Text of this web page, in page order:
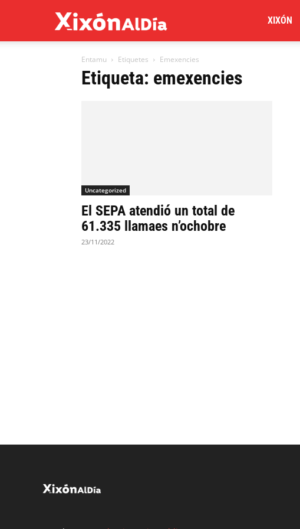
al
XIXÓN
Entamu Etiquetes Emexencies
Etiqueta: emexencies
Uncategorized
El SEPA atendió un total de
61.335 llamaes n’ochobre
23/11/2022